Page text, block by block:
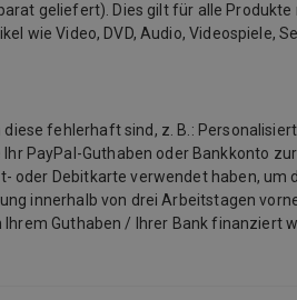
geliefert). Dies gilt für alle
wie Video, DVD, Audio, Videospiele,
fehlerhaft sind, z. B.:
PayPal-Guthaben oder Bankkonto
Debitkarte verwendet haben,
innerhalb von drei Arbeitstagen
Guthaben / Ihrer Bank finanziert